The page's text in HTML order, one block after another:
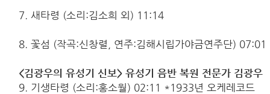
7. 새타령 (소리:김소희 외) 11:14
8. 꽃섬 (작곡:신창렬, 연주:김해시립가야금연주단) 07:01
<김광우의 유성기 신보> 유성기 음반 복원 전문가 김광우
9. 기생타령 (소리:홍소월) 02:11 *1933년 오케레코드